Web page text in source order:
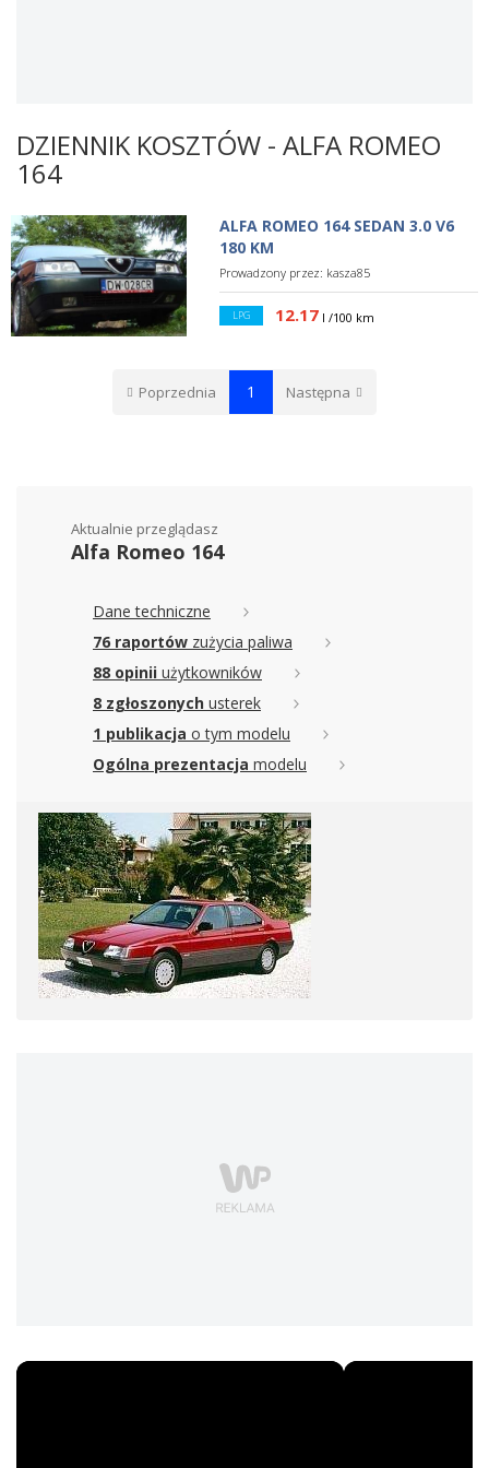
DZIENNIK KOSZTÓW - ALFA ROMEO
164
ALFA ROMEO 164 SEDAN 3.0 V6
180 KM
Prowadzony przez: kasza85
LPG 12.17 l /100 km
Poprzednia 1 Następna
Aktualnie przeglądasz
Alfa Romeo 164
Dane techniczne
76 raportów zużycia paliwa
88 opinii użytkowników
8 zgłoszonych usterek
1 publikacja o tym modelu
Ogólna prezentacja modelu